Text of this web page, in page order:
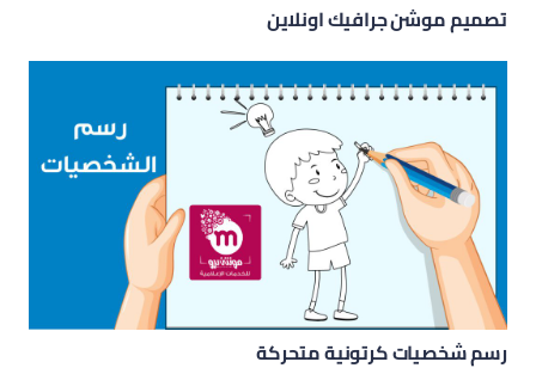
تصميم موشن جرافيك اونلاين
رسم شخصيات كرتونية متحركة